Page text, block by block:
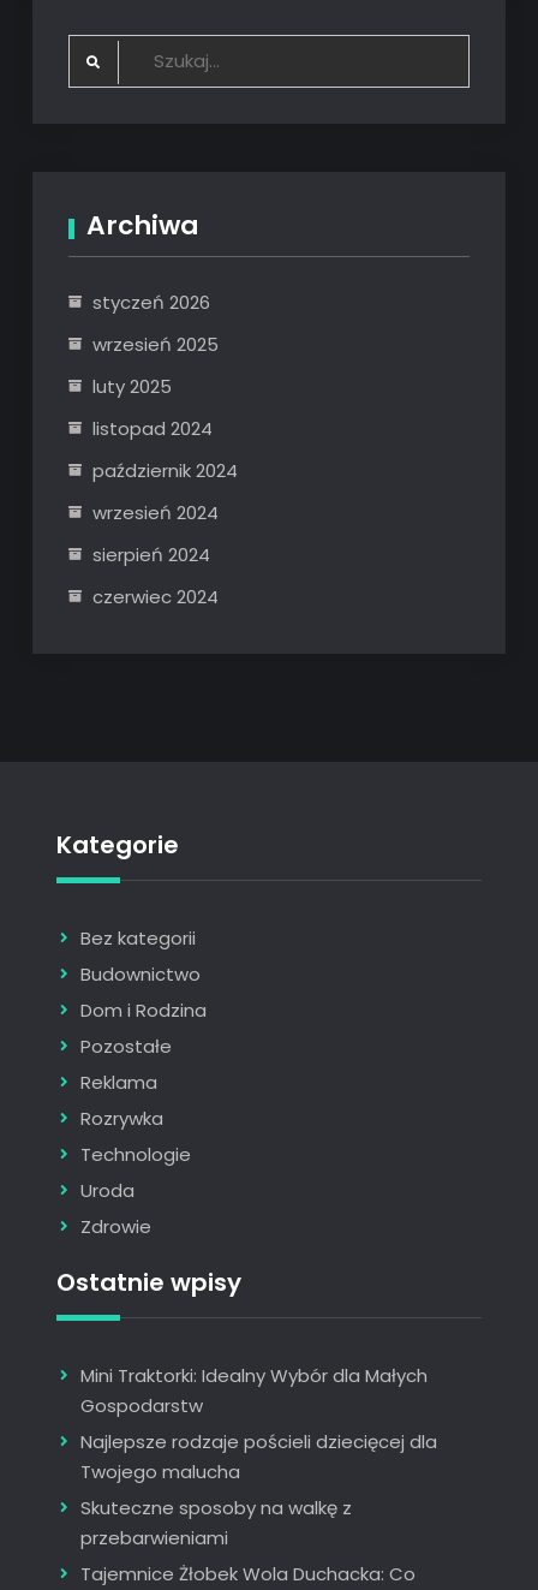
Search
Archiwa
styczeń 2026
wrzesień 2025
luty 2025
listopad 2024
październik 2024
wrzesień 2024
sierpień 2024
czerwiec 2024
Kategorie
Bez kategorii
Budownictwo
Dom i Rodzina
Pozostałe
Reklama
Rozrywka
Technologie
Uroda
Zdrowie
Ostatnie wpisy
Mini Traktorki: Idealny Wybór dla Małych
Gospodarstw
Najlepsze rodzaje pościeli dziecięcej dla
Twojego malucha
Skuteczne sposoby na walkę z
przebarwieniami
Tajemnice Żłobek Wola Duchacka: Co